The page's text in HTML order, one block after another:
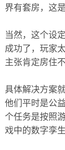
界有套房，这
当然，这个设
成功了，玩家
主张肯定房住
具体解决方案
他们平时是公
个任务是按照
戏中的数字孪